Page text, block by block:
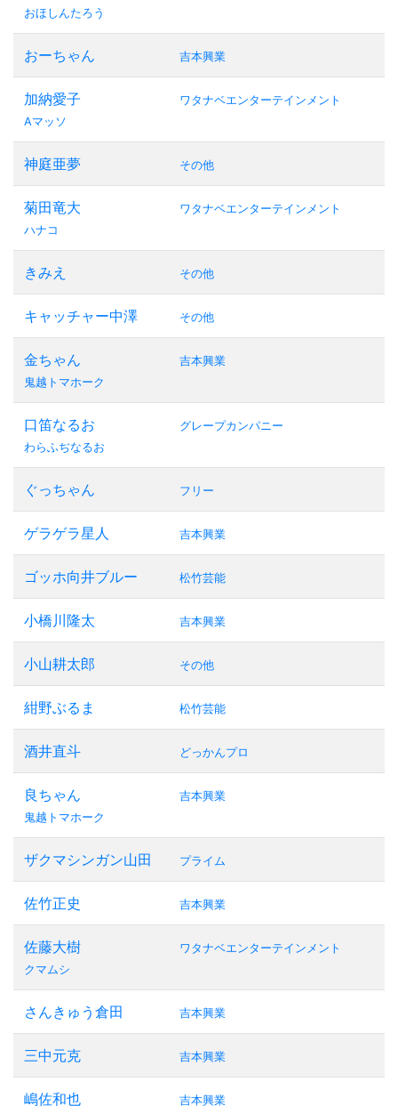
おほしんたろう
おーちゃん 吉本興業
加納愛子
Aマッソ
ワタナベエンターテインメント
神庭亜夢 その他
菊田竜大
ハナコ
ワタナベエンターテインメント
きみえ その他
キャッチャー中澤 その他
金ちゃん
鬼越トマホーク
吉本興業
口笛なるお
わらふぢなるお
グレープカンパニー
ぐっちゃん フリー
ゲラゲラ星人 吉本興業
ゴッホ向井ブルー 松竹芸能
小橋川隆太 吉本興業
小山耕太郎 その他
紺野ぶるま 松竹芸能
酒井直斗 どっかんプロ
良ちゃん
鬼越トマホーク
吉本興業
ザクマシンガン山田 プライム
佐竹正史 吉本興業
佐藤大樹
クマムシ
ワタナベエンターテインメント
さんきゅう倉田 吉本興業
三中元克 吉本興業
嶋佐和也 吉本興業